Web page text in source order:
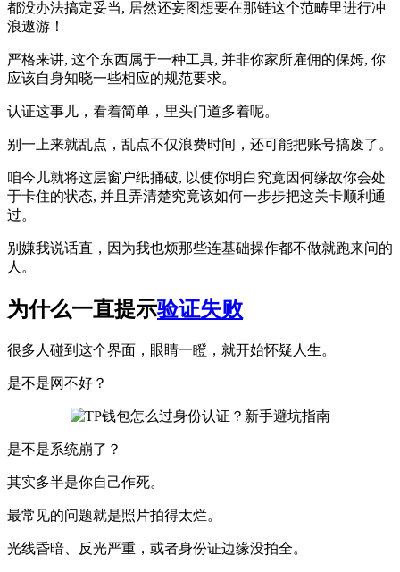
都没办法搞定妥当, 居然还妄图想要在那链这个范畴里进行冲
浪遨游！
严格来讲, 这个东西属于一种工具, 并非你家所雇佣的保姆, 你
应该自身知晓一些相应的规范要求。
认证这事儿，看着简单，里头门道多着呢。
别一上来就乱点，乱点不仅浪费时间，还可能把账号搞废了。
咱今儿就将这层窗户纸捅破, 以使你明白究竟因何缘故你会处
于卡住的状态, 并且弄清楚究竟该如何一步步把这关卡顺利通
过。
别嫌我说话直，因为我也烦那些连基础操作都不做就跑来问的
人。
为什么一直提示验证失败
很多人碰到这个界面，眼睛一瞪，就开始怀疑人生。
是不是网不好？
是不是系统崩了？
其实多半是你自己作死。
最常见的问题就是照片拍得太烂。
光线昏暗、反光严重，或者身份证边缘没拍全。